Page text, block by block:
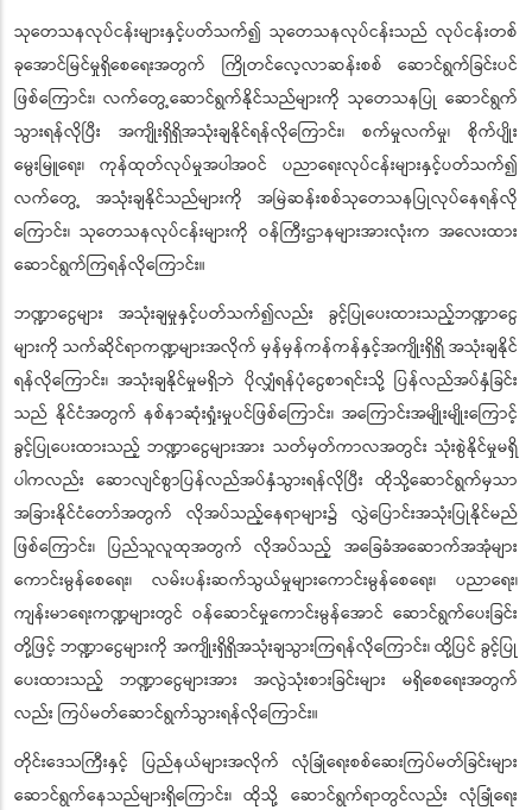
သုတေသနလုပ်ငန်းများနှင့်ပတ်သက်၍ သုတေသနလုပ်ငန်းသည် လုပ်ငန်းတစ်
ခုအောင်မြင်မှုရှိစေရေးအတွက် ကြိုတင်လေ့လာဆန်းစစ် ဆောင်ရွက်ခြင်းပင်
ဖြစ်ကြောင်း၊ လက်တွေ့ဆောင်ရွက်နိုင်သည်များကို သုတေသနပြု ဆောင်ရွက်
သွားရန်လိုပြီး အကျိုးရှိရှိအသုံးချနိုင်ရန်လိုကြောင်း၊ စက်မှုလက်မှု၊ စိုက်ပျိုး
မွေးမြူရေး၊ ကုန်ထုတ်လုပ်မှုအပါအဝင် ပညာရေးလုပ်ငန်းများနှင့်ပတ်သက်၍
လက်တွေ့ အသုံးချနိုင်သည်များကို အမြဲဆန်းစစ်သုတေသနပြုလုပ်နေရန်လို
ကြောင်း၊ သုတေသနလုပ်ငန်းများကို ဝန်ကြီးဌာနများအားလုံးက အလေးထား
ဆောင်ရွက်ကြရန်လိုကြောင်း။
ဘဏ္ဍာငွေများ အသုံးချမှုနှင့်ပတ်သက်၍လည်း ခွင့်ပြုပေးထားသည့်ဘဏ္ဍာငွေ
များကို သက်ဆိုင်ရာကဏ္ဍများအလိုက် မှန်မှန်ကန်ကန်နှင့်အကျိုးရှိရှိ အသုံးချနိုင်
ရန်လိုကြောင်း၊ အသုံးချနိုင်မှုမရှိဘဲ ပိုလျှံရန်ပုံငွေစာရင်းသို့ ပြန်လည်အပ်နှံခြင်း
သည် နိုင်ငံအတွက် နစ်နာဆုံးရှုံးမှုပင်ဖြစ်ကြောင်း၊ အကြောင်းအမျိုးမျိုးကြောင့်
ခွင့်ပြုပေးထားသည့် ဘဏ္ဍာငွေများအား သတ်မှတ်ကာလအတွင်း သုံးစွဲနိုင်မှုမရှိ
ပါကလည်း ဆောလျင်စွာပြန်လည်အပ်နှံသွားရန်လိုပြီး ထိုသို့ဆောင်ရွက်မှသာ
အခြားနိုင်ငံတော်အတွက် လိုအပ်သည့်နေရာများ၌ လွှဲပြောင်းအသုံးပြုနိုင်မည်
ဖြစ်ကြောင်း၊ ပြည်သူလူထုအတွက် လိုအပ်သည့် အခြေခံအဆောက်အအုံများ
ကောင်းမွန်စေရေး၊ လမ်းပန်းဆက်သွယ်မှုများကောင်းမွန်စေရေး၊ ပညာရေး၊
ကျန်းမာရေးကဏ္ဍများတွင် ဝန်ဆောင်မှုကောင်းမွန်အောင် ဆောင်ရွက်ပေးခြင်း
တို့ဖြင့် ဘဏ္ဍာငွေများကို အကျိုးရှိရှိအသုံးချသွားကြရန်လိုကြောင်း၊ ထို့ပြင် ခွင့်ပြု
ပေးထားသည့် ဘဏ္ဍာငွေများအား အလွဲသုံးစားခြင်းများ မရှိစေရေးအတွက်
လည်း ကြပ်မတ်ဆောင်ရွက်သွားရန်လိုကြောင်း။
တိုင်းဒေသကြီးနှင့် ပြည်နယ်များအလိုက် လုံခြုံရေးစစ်ဆေးကြပ်မတ်ခြင်းများ
ဆောင်ရွက်နေသည်များရှိကြောင်း၊ ထိုသို့ ဆောင်ရွက်ရာတွင်လည်း လုံခြုံရေး